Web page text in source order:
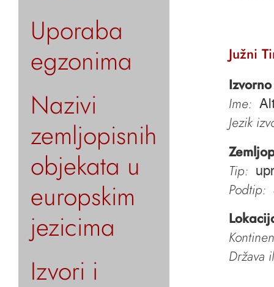
Uporaba
egzonima
Nazivi
zemljopisnih
objekata u
europskim
jezicima
Izvori i
Južni
Ime:
Jezik
Tip:
Podtip:
Država